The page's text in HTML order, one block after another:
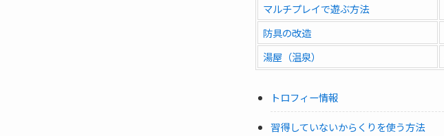
マルチプレイで遊ぶ方法
防具の改造
湯屋（温泉）
トロフィー情報
習得していないからくりを使う方法